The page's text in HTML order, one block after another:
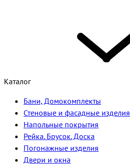
Каталог
Бани, Домокомплекты
Стеновые и фасадные изделия
Напольные покрытия
Рейка. Брусок. Доска
Погонажные изделия
Двери и окна